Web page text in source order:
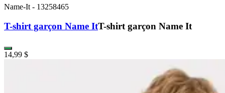
Name-It- 13258465
T-shirt garçon Name ItT-shirt garçon Name It
14,99 $